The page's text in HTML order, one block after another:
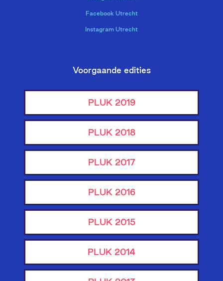
Facebook Utrecht
Instagram Utrecht
Voorgaande edities
PLUK 2019
PLUK 2018
PLUK 2017
PLUK 2016
PLUK 2015
PLUK 2014